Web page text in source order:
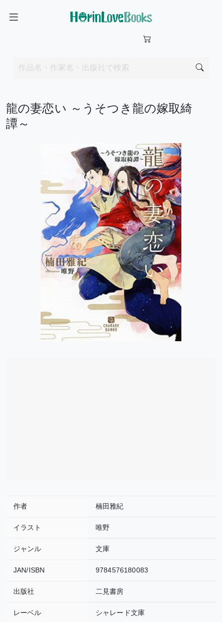
龍の妻恋い ～うそつき龍の嫁取綺
譚～
作者 楠田雅紀
イラスト 唯野
ジャンル 文庫
JAN/ISBN 9784576180083
出版社 二見書房
レーベル シャレード文庫